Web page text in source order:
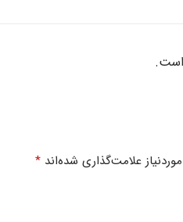
علامت‌گذاری شده‌اند *